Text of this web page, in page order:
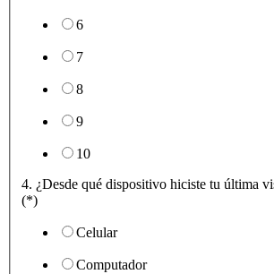
6
7
8
9
10
4. ¿Desde qué dispositivo hiciste tu última
(*)
Celular
Computador